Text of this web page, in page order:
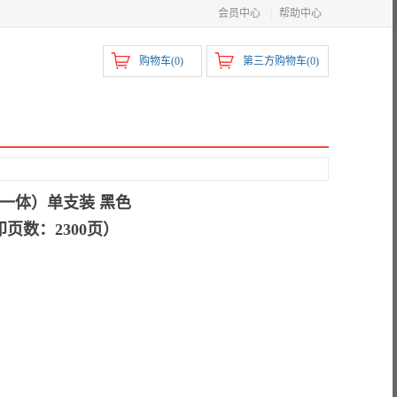
会员中心 帮助中心
第三方购物车(0)
购物车(0)
体）单支装 黑色
数：2300页）